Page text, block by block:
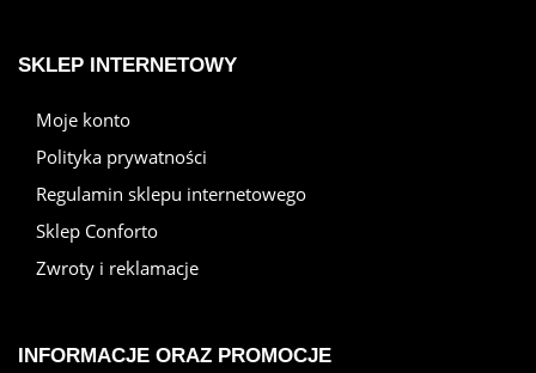
SKLEP INTERNETOWY
Moje konto
Polityka prywatności
Regulamin sklepu internetowego
Sklep Conforto
Zwroty i reklamacje
INFORMACJE ORAZ PROMOCJE